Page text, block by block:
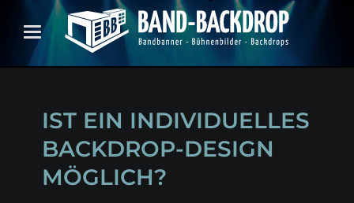
IST EIN INDIVIDUELLES
BACKDROP-DESIGN
MÖGLICH?